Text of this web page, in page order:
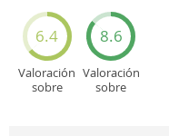
turísticos
6.4
Valoración
sobre
8.6
Valoración
sobre